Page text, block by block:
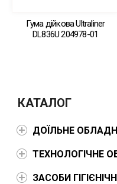
Гума дійкова Ultraliner
DL836U 204978-01
КАТАЛОГ
ДОЇЛЬНЕ
ТЕХНОЛОГІЧНЕ
ЗАСОБИ